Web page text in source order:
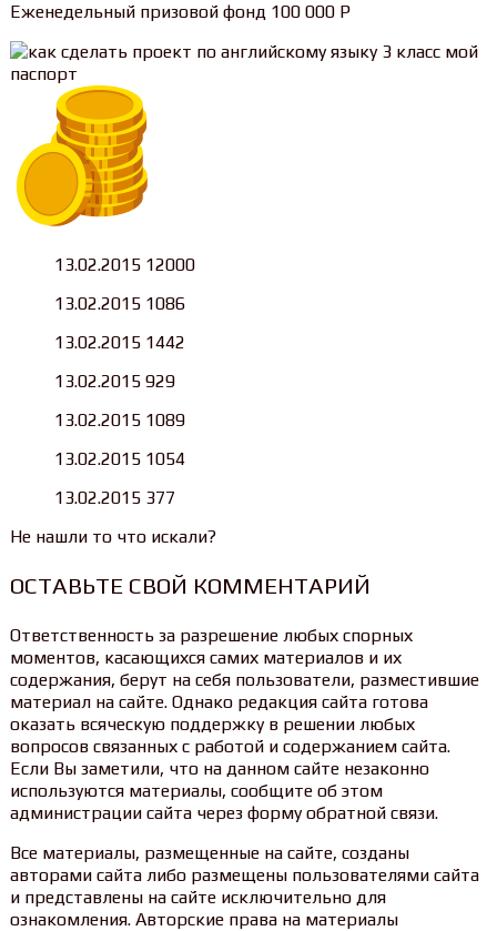
Еженедельный призовой фонд 100 000 Р
13.02.2015 12000
13.02.2015 1086
13.02.2015 1442
13.02.2015 929
13.02.2015 1089
13.02.2015 1054
13.02.2015 377
Не нашли то что искали?
ОСТАВЬТЕ СВОЙ КОММЕНТАРИЙ
Ответственность за разрешение любых спорных
моментов, касающихся самих материалов и их
содержания, берут на себя пользователи, разместившие
материал на сайте. Однако редакция сайта готова
оказать всяческую поддержку в решении любых
вопросов связанных с работой и содержанием сайта.
Если Вы заметили, что на данном сайте незаконно
используются материалы, сообщите об этом
администрации сайта через форму обратной связи.
Все материалы, размещенные на сайте, созданы
авторами сайта либо размещены пользователями сайта
и представлены на сайте исключительно для
ознакомления. Авторские права на материалы